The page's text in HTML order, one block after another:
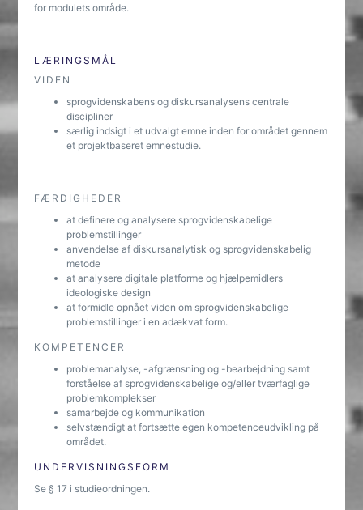
for modulets område.
LÆRINGSMÅL
VIDEN
sprogvidenskabens og diskursanalysens centrale
discipliner
særlig indsigt i et udvalgt emne inden for området gennem
et projektbaseret emnestudie.
FÆRDIGHEDER
at definere og analysere sprogvidenskabelige
problemstillinger
anvendelse af diskursanalytisk og sprogvidenskabelig
metode
at analysere digitale platforme og hjælpemidlers
ideologiske design
at formidle opnået viden om sprogvidenskabelige
problemstillinger i en adækvat form.
KOMPETENCER
problemanalyse, -afgrænsning og -bearbejdning samt
forståelse af sprogvidenskabelige og/eller tværfaglige
problemkomplekser
samarbejde og kommunikation
selvstændigt at fortsætte egen kompetenceudvikling på
området.
UNDERVISNINGSFORM
Se § 17 i studieordningen.